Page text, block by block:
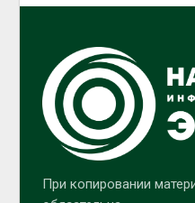
При копировании